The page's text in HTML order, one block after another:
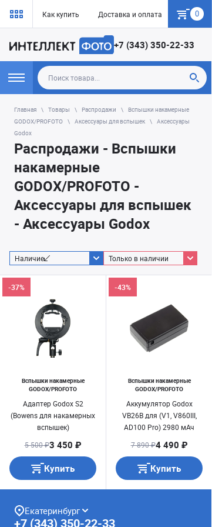
Как купить Доставка и оплата Гарантия
0
+7 (343) 350-22-33
Главная Товары Распродажи
Вспышки накамерные
GODOX/PROFOTO
Аксессуары для вспышек
Аксессуары
Godox
Распродажи - Вспышки
накамерные
GODOX/PROFOTO -
Аксессуары для вспышек
- Аксессуары Godox
Наличие Только в наличии
Вспышки накамерные
GODOX/PROFOTO
Адаптер Godox S2
(Bowens для накамерных
вспышек)
-37%
5 500 ₽3 450 ₽
Купить
Вспышки накамерные
GODOX/PROFOTO
Аккумулятор Godox
VB26B для (V1, V860III,
AD100 Pro) 2980 мАч
-43%
7 890 ₽4 490 ₽
Купить
Екатеринбург
+7 (343) 350-22-33